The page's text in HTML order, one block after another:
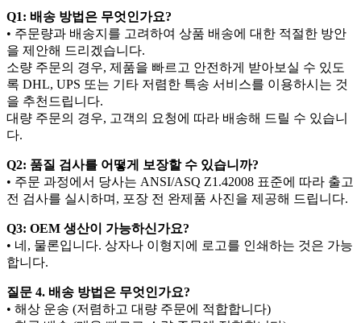
Q1: 배송 방법은 무엇인가요?
• 주문량과 배송지를 고려하여 상품 배송에 대한 적절한 방안
을 제안해 드리겠습니다.
소량 주문의 경우, 제품을 빠르고 안전하게 받아보실 수 있도
록 DHL, UPS 또는 기타 저렴한 특송 서비스를 이용하시는 것
을 추천드립니다.
대량 주문의 경우, 고객의 요청에 따라 배송해 드릴 수 있습니
다.
Q2: 품질 검사를 어떻게 보장할 수 있습니까?
• 주문 과정에서 당사는 ANSI/ASQ Z1.42008 표준에 따라 출고
전 검사를 실시하며, 포장 전 완제품 사진을 제공해 드립니다.
Q3: OEM 생산이 가능하신가요?
• 네, 물론입니다. 상자나 이형지에 로고를 인쇄하는 것은 가능
합니다.
질문 4. 배송 방법은 무엇인가요?
• 해상 운송 (저렴하고 대량 주문에 적합합니다)